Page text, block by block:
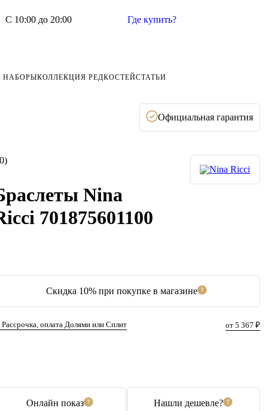
С 10:00 до 20:00 Где купить?
НАБОРЫКОЛЛЕКЦИЯ РЕДКОСТЕЙСТАТЬИ
Официальная гарантия
Скидка 10% при покупке в магазине
Рассрочка, оплата Долями или Сплит от 5 367 ₽
Nina
701875601100
Онлайн показ Нашли дешевле?